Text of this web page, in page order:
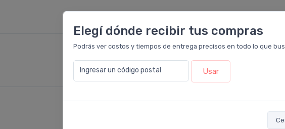
Elegí dónde recibir tus compras
Podrás ver costos y tiempos de entrega precisos en todo lo que
Ingresar un código postal Usar
También te recomendamos...